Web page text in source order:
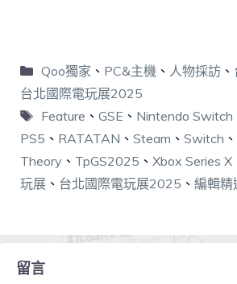
Qoo獨家 、 PC&主機、 人物採訪、
台北國際電玩展2025
Feature 、 GSE 、 Nintendo Switch
PS5 、 RATATAN 、 Steam 、 Switch 、
Theory 、 TpGS2025 、 Xbox Series X
玩展 、 台北國際電玩展2025 、 編輯精
留言